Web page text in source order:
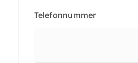
Telefonnummer